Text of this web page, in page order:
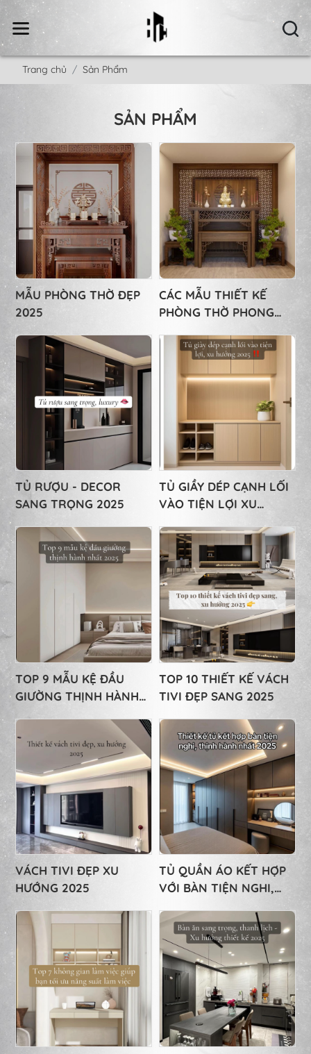
Trang chủ Sản Phẩm
SẢN PHẨM
MẪU PHÒNG THỜ ĐẸP
2025
CÁC MẪU THIẾT KẾ
PHÒNG THỜ PHONG
TỦ RƯỢU - DECOR
SANG TRỌNG 2025
TỦ GIẦY DÉP CẠNH LỐI
VÀO TIỆN LỢI XU
TOP 9 MẪU KỆ ĐẦU
GIƯỜNG THỊNH HÀNH
TOP 10 THIẾT KẾ VÁCH
TIVI ĐẸP SANG 2025
VÁCH TIVI ĐẸP XU
HƯỚNG 2025
TỦ QUẦN ÁO KẾT HỢP
VỚI BÀN TIỆN NGHI,
2025